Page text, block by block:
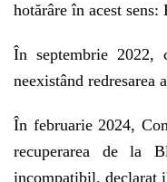
hotărâre în acest sens:
În septembrie 2022,
neexistând redresarea
În februarie 2024,
recuperarea de la
incompatibil, declarat